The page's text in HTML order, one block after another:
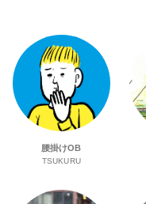
腰掛けOB
TSUKURU